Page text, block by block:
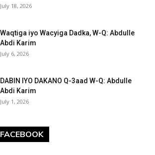
July 18, 2026
Waqtiga iyo Wacyiga Dadka, W-Q: Abdulle
Abdi Karim
July 6, 2026
DABIN IYO DAKANO Q-3aad W-Q: Abdulle
Abdi Karim
July 1, 2026